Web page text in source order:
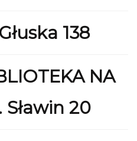
138
NA
Sławin 20